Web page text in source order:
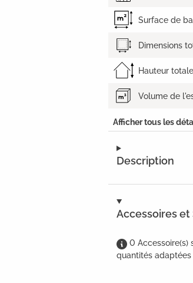
Description
Accessoires et
0 Accessoire(s)
quantités adaptées
Surface de
Dimensions
Hauteur totale
Volume de
Afficher tous les